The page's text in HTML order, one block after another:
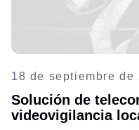
18 de septiembre de
Solución de
videovigilancia